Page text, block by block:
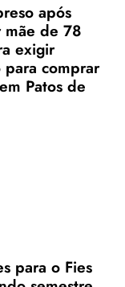
após
mãe de 78
exigir
comprar
Patos de
para o Fies